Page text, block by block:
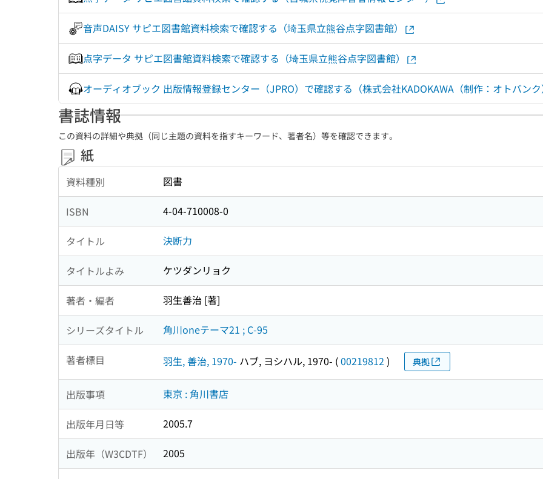
音声DAISY サピエ図書館資料検索で確認する（埼玉県立熊谷点字図書館）
点字データ サピエ図書館資料検索で確認する（埼玉県立熊谷点字図書館）
オーディオブック 出版情報登録センター（JPRO）で確認する（株式会社KADOKAWA（制作：オトバンク
書誌情報
この資料の詳細や典拠（同じ主題の資料を指すキーワード、著者名）等を確認できます。
紙
資料種別 図書
ISBN 4-04-710008-0
タイトル 決断力
タイトルよみ ケツダンリョク
著者・編者 羽生善治 [著]
シリーズタイトル 角川oneテーマ21 ; C-95
著者標目 羽生, 善治, 1970- ハブ, ヨシハル, 1970- (00219812 ) 典拠
出版事項 東京 : 角川書店
出版年月日等 2005.7
出版年（W3CDTF） 2005